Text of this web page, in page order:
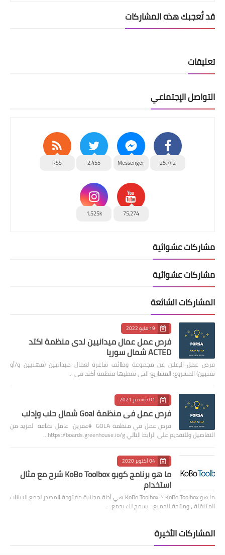
قد تُعجبك هذه المشاركات
تعليقات
التواصل الإجتماعي
25,742
Messenger
2,455
RSS
75,274
1,525k
مشاركات عشوائية
مشاركات عشوائية
المشاركات الشائعة
19 مايو 2022
فرص عمل عمال ميدانيين لدى منظمة اكتد
ACTED شمال سوريا
فرص عمل الإعلان عن مجموعة وظائف شاغرة لعمال ميدانيين (مهنيين و/أو
تقنيين) المشروع: المشاريع التي تغطيها منظمة أكتد في …
01 ديسمبر 2021
فرص عمل في منظمة Goal شمال حلب وإدلب
فرص عمل في منظمة GOLA #عفرين عامل نظافة لمزيد من
التفاصيل وللتقديم على الرابط التالي https://boards.greenhouse.io/g…
04 أكتوبر 2020
ما هو برنامج كوبو KoBo Toolbox شرح مع مثال
استخدام
ما هو KoBo Toolbox ؟ KoBo Toolbox هي أداة مجانية مفتوحة المصدر لجمع البيانات
المتنقلة ، ومتاحة للجميع. يسمح لك بجمع …
المشاركات الأخيرة